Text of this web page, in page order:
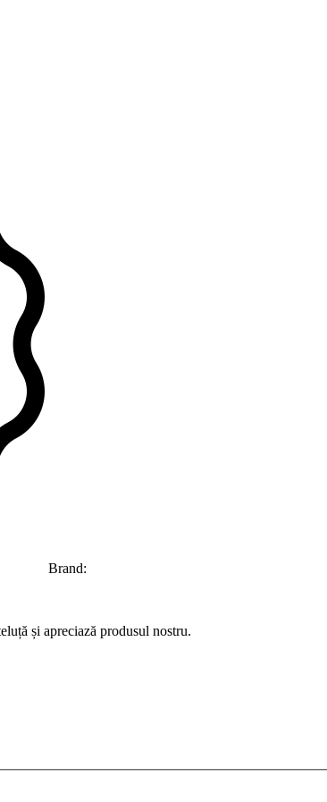
Brand:
și apreciază produsul nostru.